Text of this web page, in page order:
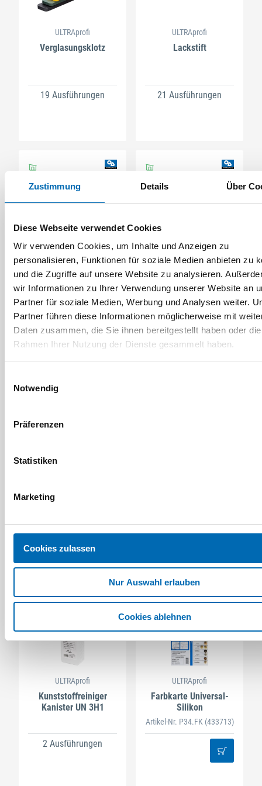
Zustimmung Details Über
Diese Webseite verwendet Cookies
Wir verwenden Cookies, um Inhalte und Anzeigen zu
personalisieren, Funktionen für soziale Medien anbieten zu
und die Zugriffe auf unsere Website zu analysieren.
wir Informationen zu Ihrer Verwendung unserer Website an
Partner für soziale Medien, Werbung und Analysen weiter.
Partner führen diese Informationen möglicherweise mit
Daten zusammen, die Sie ihnen bereitgestellt haben oder
Rahmen Ihrer Nutzung der Dienste gesammelt haben.
Notwendig
Präferenzen
Statistiken
Marketing
Cookies zulassen
Nur Auswahl erlauben
Cookies ablehnen
ULTRAprofi
Verglasungsklotz
19 Ausführungen
ULTRAprofi
Lackstift
21 Ausführungen
ULTRAprofi
Kartuschenpistole
Artikel-Nr. U.KP (433388)
ULTRAprofi
Weichwachs
22 Ausführungen
ULTRAprofi
8 Ausführungen
ULTRAprofi
Kunststoffreiniger
Kanister UN 3H1
2 Ausführungen
ULTRAprofi
Farbkarte Universal-
Silikon
Artikel-Nr. P34.FK (433713)